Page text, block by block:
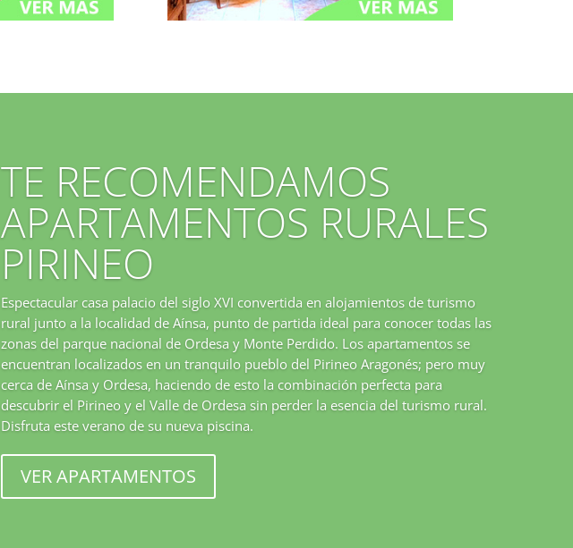
TE RECOMENDAMOS
APARTAMENTOS RURALES
PIRINEO
Espectacular casa palacio del siglo XVI convertida en alojamientos de turismo
rural junto a la localidad de Aínsa, punto de partida ideal para conocer todas las
zonas del parque nacional de Ordesa y Monte Perdido. Los apartamentos se
encuentran localizados en un tranquilo pueblo del Pirineo Aragonés; pero muy
cerca de Aínsa y Ordesa, haciendo de esto la combinación perfecta para
descubrir el Pirineo y el Valle de Ordesa sin perder la esencia del turismo rural.
Disfruta este verano de su nueva piscina.
VER APARTAMENTOS